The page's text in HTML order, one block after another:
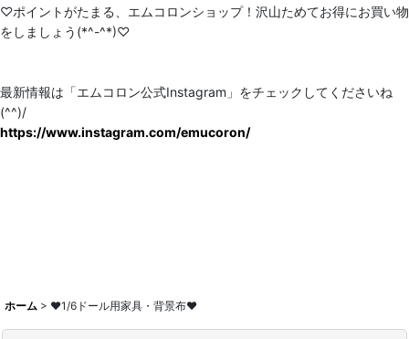
♡ポイントがたまる、エムコロンショップ！沢山ためてお得にお買い物
をしましょう(*^-^*)♡
最新情報は「エムコロン公式Instagram」をチェックしてくださいね
(^^)/
https://www.instagram.com/emucoron/
ホーム > ♥1/6ドール用家具・背景布♥